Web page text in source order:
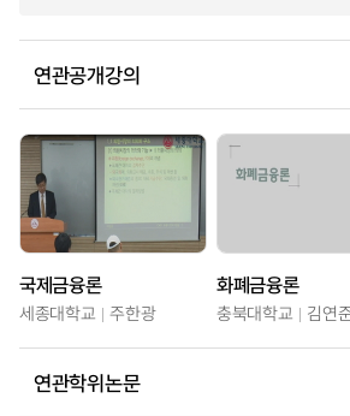
연관공개강의
국제금융론
세종대학교 주한광
화폐금융론
충북대학교 김연
연관학위논문